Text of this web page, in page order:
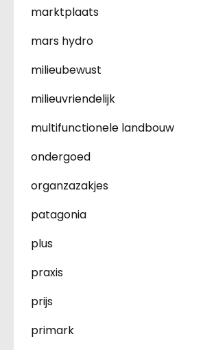
marktplaats
mars hydro
milieubewust
milieuvriendelijk
multifunctionele landbouw
ondergoed
organzazakjes
patagonia
plus
praxis
prijs
primark